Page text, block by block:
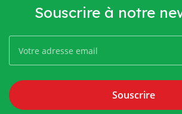
Souscrire à notre
Souscrire